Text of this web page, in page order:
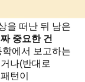
을 떠난 뒤 남은
중요한 건
에서 보고하는
나(반대로
턴이